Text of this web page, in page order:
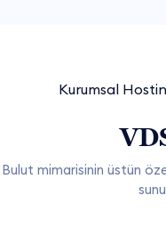
Kurumsal
Bulut mimarisinin üstün